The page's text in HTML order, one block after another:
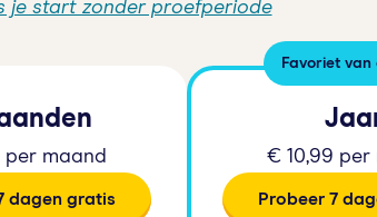
je start zonder proefperiode
per maand
dagen gratis
Favoriet van
€ 10,99 per
Probeer 7